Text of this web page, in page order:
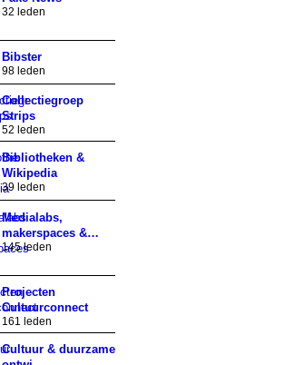
32 leden
Bibster
98 leden
Collectiegroep
Strips
52 leden
Bibliotheken &
Wikipedia
39 leden
Medialabs,
makerspaces &…
145 leden
Projecten
Cultuurconnect
161 leden
Cultuur & duurzame